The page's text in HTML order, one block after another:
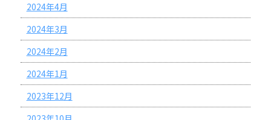
2024年4月
2024年3月
2024年2月
2024年1月
2023年12月